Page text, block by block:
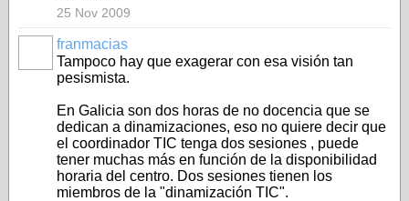
25 Nov 2009
franmacias
Tampoco hay que exagerar con esa visión tan
pesismista.
En Galicia son dos horas de no docencia que se
dedican a dinamizaciones, eso no quiere decir que
el coordinador TIC tenga dos sesiones , puede
tener muchas más en función de la disponibilidad
horaria del centro. Dos sesiones tienen los
miembros de la "dinamización TIC".